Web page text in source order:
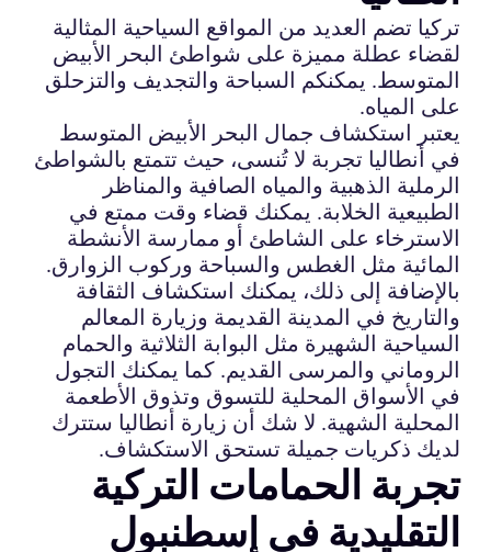
تركيا تضم العديد من المواقع السياحية المثالية
لقضاء عطلة مميزة على شواطئ البحر الأبيض
المتوسط. يمكنكم السباحة والتجديف والتزحلق
على المياه.
يعتبر استكشاف جمال البحر الأبيض المتوسط
في أنطاليا تجربة لا تُنسى، حيث تتمتع بالشواطئ
الرملية الذهبية والمياه الصافية والمناظر
الطبيعية الخلابة. يمكنك قضاء وقت ممتع في
الاسترخاء على الشاطئ أو ممارسة الأنشطة
المائية مثل الغطس والسباحة وركوب الزوارق.
بالإضافة إلى ذلك، يمكنك استكشاف الثقافة
والتاريخ في المدينة القديمة وزيارة المعالم
السياحية الشهيرة مثل البوابة الثلاثية والحمام
الروماني والمرسى القديم. كما يمكنك التجول
في الأسواق المحلية للتسوق وتذوق الأطعمة
المحلية الشهية. لا شك أن زيارة أنطاليا ستترك
لديك ذكريات جميلة تستحق الاستكشاف.
تجربة الحمامات التركية
التقليدية في إسطنبول